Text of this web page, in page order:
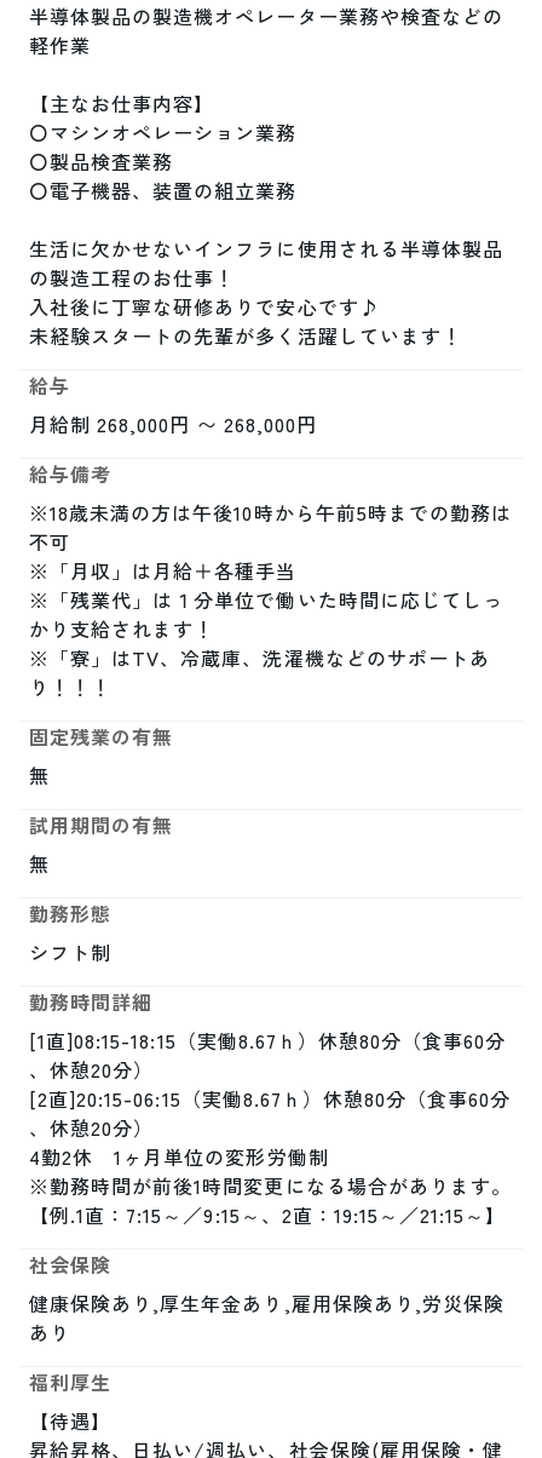
半導体製品の製造機オペレーター業務や検査などの
軽作業
【主なお仕事内容】
〇マシンオペレーション業務
〇製品検査業務
〇電子機器、装置の組立業務
生活に欠かせないインフラに使用される半導体製品
の製造工程のお仕事！
入社後に丁寧な研修ありで安心です♪
未経験スタートの先輩が多く活躍しています！
給与
月給制 268,000円 〜 268,000円
給与備考
※18歳未満の方は午後10時から午前5時までの勤務は
不可
※「月収」は月給＋各種手当
※「残業代」は１分単位で働いた時間に応じてしっ
かり支給されます！
※「寮」はTV、冷蔵庫、洗濯機などのサポートあ
り！！！
固定残業の有無
無
試用期間の有無
無
勤務形態
シフト制
勤務時間詳細
[1直]08:15-18:15（実働8.67ｈ）休憩80分（食事60分
、休憩20分）
[2直]20:15-06:15（実働8.67ｈ）休憩80分（食事60分
、休憩20分）
4勤2休　1ヶ月単位の変形労働制
※勤務時間が前後1時間変更になる場合があります。
【例.1直：7:15～／9:15～、2直：19:15～／21:15～】
社会保険
健康保険あり,厚生年金あり,雇用保険あり,労災保険
あり
福利厚生
【待遇】
昇給昇格、日払い/週払い、社会保険(雇用保険・健